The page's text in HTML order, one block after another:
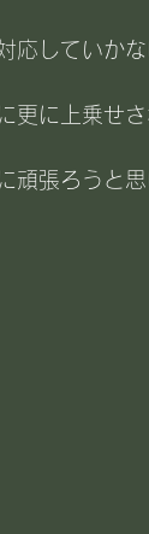
していかな
に上乗せさ
頑張ろうと思